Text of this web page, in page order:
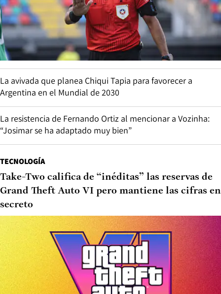
La avivada que planea Chiqui Tapia para favorecer a
Argentina en el Mundial de 2030
La resistencia de Fernando Ortiz al mencionar a Vozinha:
“Josimar se ha adaptado muy bien”
TECNOLOGÍA
Take-Two califica de “inéditas” las reservas de
Grand Theft Auto VI pero mantiene las cifras en
secreto